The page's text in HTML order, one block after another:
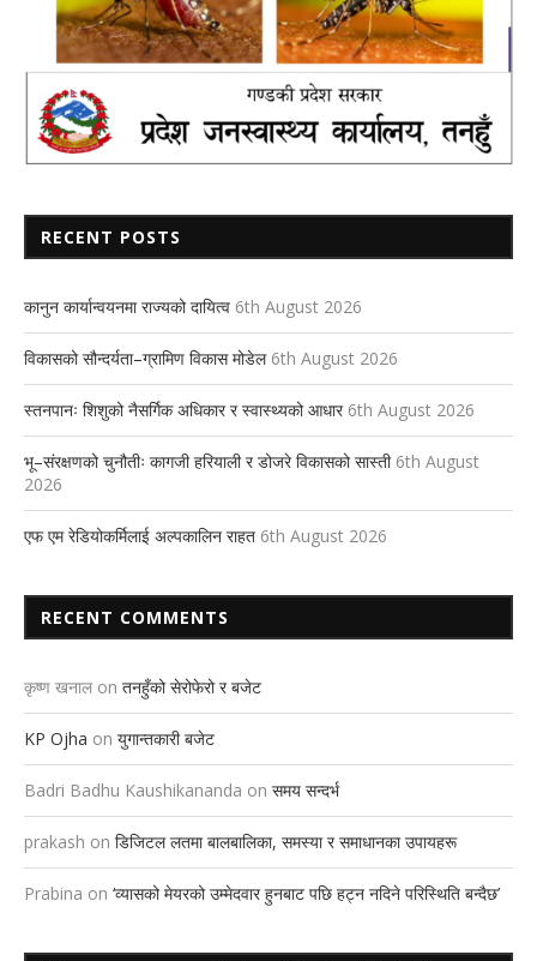
RECENT POSTS
कानुन कार्यान्वयनमा राज्यको दायित्व 6th August 2026
विकासको सौन्दर्यता–ग्रामिण विकास मोडेल 6th August 2026
स्तनपानः शिशुको नैसर्गिक अधिकार र स्वास्थ्यको आधार 6th August 2026
भू–संरक्षणको चुनौतीः कागजी हरियाली र डोजरे विकासको सास्ती 6th August
2026
एफ एम रेडियोकर्मिलाई अल्पकालिन राहत 6th August 2026
RECENT COMMENTS
कृष्ण खनाल on तनहुँको सेरोफेरो र बजेट
KP Ojha on युगान्तकारी बजेट
Badri Badhu Kaushikananda on समय सन्दर्भ
prakash on डिजिटल लतमा बालबालिका, समस्या र समाधानका उपायहरू
Prabina on ‘व्यासको मेयरको उम्मेदवार हुनबाट पछि हट्न नदिने परिस्थिति बन्दैछ’